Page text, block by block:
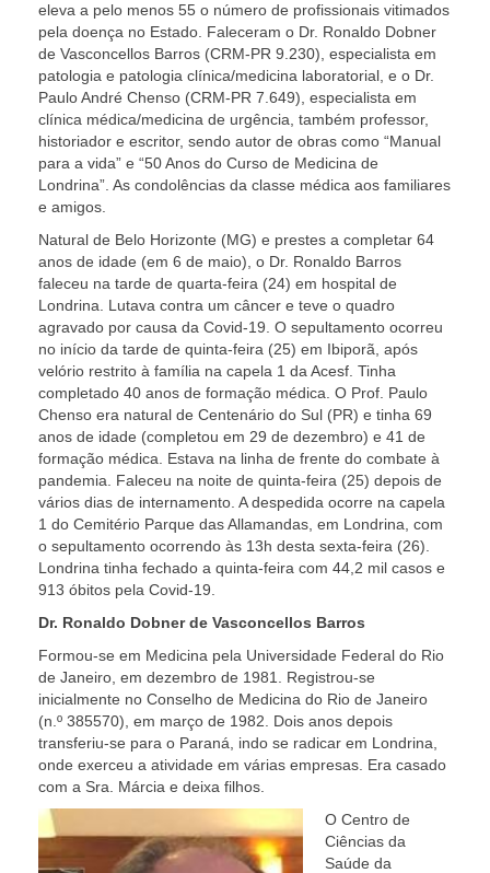
eleva a pelo menos 55 o número de profissionais vitimados
pela doença no Estado. Faleceram o Dr. Ronaldo Dobner
de Vasconcellos Barros (CRM-PR 9.230), especialista em
patologia e patologia clínica/medicina laboratorial, e o Dr.
Paulo André Chenso (CRM-PR 7.649), especialista em
clínica médica/medicina de urgência, também professor,
historiador e escritor, sendo autor de obras como “Manual
para a vida” e “50 Anos do Curso de Medicina de
Londrina”. As condolências da classe médica aos familiares
e amigos.
Natural de Belo Horizonte (MG) e prestes a completar 64
anos de idade (em 6 de maio), o Dr. Ronaldo Barros
faleceu na tarde de quarta-feira (24) em hospital de
Londrina. Lutava contra um câncer e teve o quadro
agravado por causa da Covid-19. O sepultamento ocorreu
no início da tarde de quinta-feira (25) em Ibiporã, após
velório restrito à família na capela 1 da Acesf. Tinha
completado 40 anos de formação médica. O Prof. Paulo
Chenso era natural de Centenário do Sul (PR) e tinha 69
anos de idade (completou em 29 de dezembro) e 41 de
formação médica. Estava na linha de frente do combate à
pandemia. Faleceu na noite de quinta-feira (25) depois de
vários dias de internamento. A despedida ocorre na capela
1 do Cemitério Parque das Allamandas, em Londrina, com
o sepultamento ocorrendo às 13h desta sexta-feira (26).
Londrina tinha fechado a quinta-feira com 44,2 mil casos e
913 óbitos pela Covid-19.
Dr. Ronaldo Dobner de Vasconcellos Barros
Formou-se em Medicina pela Universidade Federal do Rio
de Janeiro, em dezembro de 1981. Registrou-se
inicialmente no Conselho de Medicina do Rio de Janeiro
(n.º 385570), em março de 1982. Dois anos depois
transferiu-se para o Paraná, indo se radicar em Londrina,
onde exerceu a atividade em várias empresas. Era casado
com a Sra. Márcia e deixa filhos.
O Centro de
Ciências da
Saúde da